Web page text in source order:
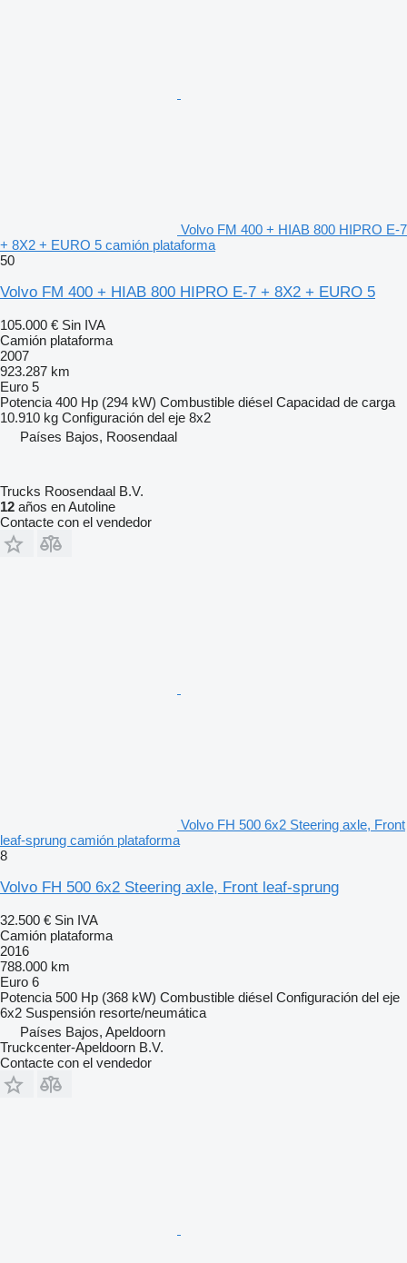
Volvo FM 400 + HIAB 800 HIPRO E-7
+ 8X2 + EURO 5 camión plataforma
50
Volvo FM 400 + HIAB 800 HIPRO E-7 + 8X2 + EURO 5
105.000 € Sin IVA
Camión plataforma
2007
923.287 km
Euro 5
Potencia 400 Hp (294 kW) Combustible diésel Capacidad de carga
10.910 kg Configuración del eje 8x2
Países Bajos, Roosendaal
Trucks Roosendaal B.V.
12 años en Autoline
Contacte con el vendedor
Volvo FH 500 6x2 Steering axle, Front
leaf-sprung camión plataforma
8
Volvo FH 500 6x2 Steering axle, Front leaf-sprung
32.500 € Sin IVA
Camión plataforma
2016
788.000 km
Euro 6
Potencia 500 Hp (368 kW) Combustible diésel Configuración del eje
6x2 Suspensión resorte/neumática
Países Bajos, Apeldoorn
Truckcenter-Apeldoorn B.V.
Contacte con el vendedor